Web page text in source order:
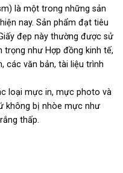
là một trong những sản
nay. Sản phẩm đạt tiêu
đẹp này thường được sử
trọng như Hợp đồng kinh tế,
các văn bản, tài liệu trình
loại mực in, mực photo và
không bị nhòe mực như
thấp.